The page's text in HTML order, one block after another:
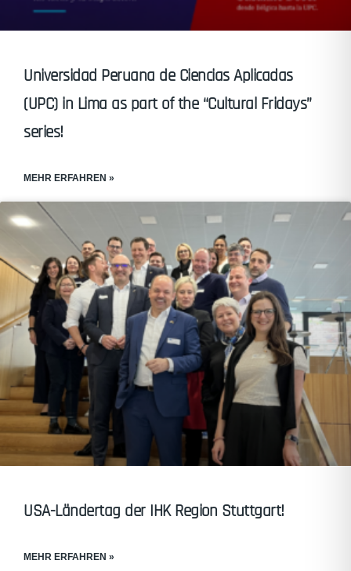
Universidad Peruana de Ciencias Aplicadas
(UPC) in Lima as part of the “Cultural Fridays”
series!
MEHR ERFAHREN »
USA-Ländertag der IHK Region Stuttgart!
MEHR ERFAHREN »